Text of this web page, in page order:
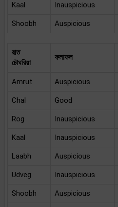
Kaal Inauspicious
Shoobh Auspicious
রাত
চৌঘরিয়া
ফলাফল
Amrut Auspicious
Chal Good
Rog Inauspicious
Kaal Inauspicious
Laabh Auspicious
Udveg Inauspicious
Shoobh Auspicious